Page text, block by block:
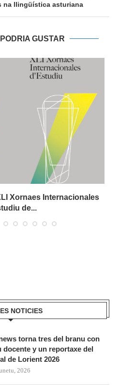
llingüística asturiana
GUSTAR
Xornaes Internacionales
de...
NOTICIES
torna tres del branu con
docente y un reportaxe del
de Lorient 2026
2026